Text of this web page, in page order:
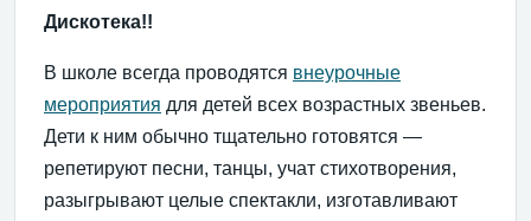
Дискотека!!
В школе всегда проводятся внеурочные
мероприятия для детей всех возрастных звеньев.
Дети к ним обычно тщательно готовятся —
репетируют песни, танцы, учат стихотворения,
разыгрывают целые спектакли, изготавливают